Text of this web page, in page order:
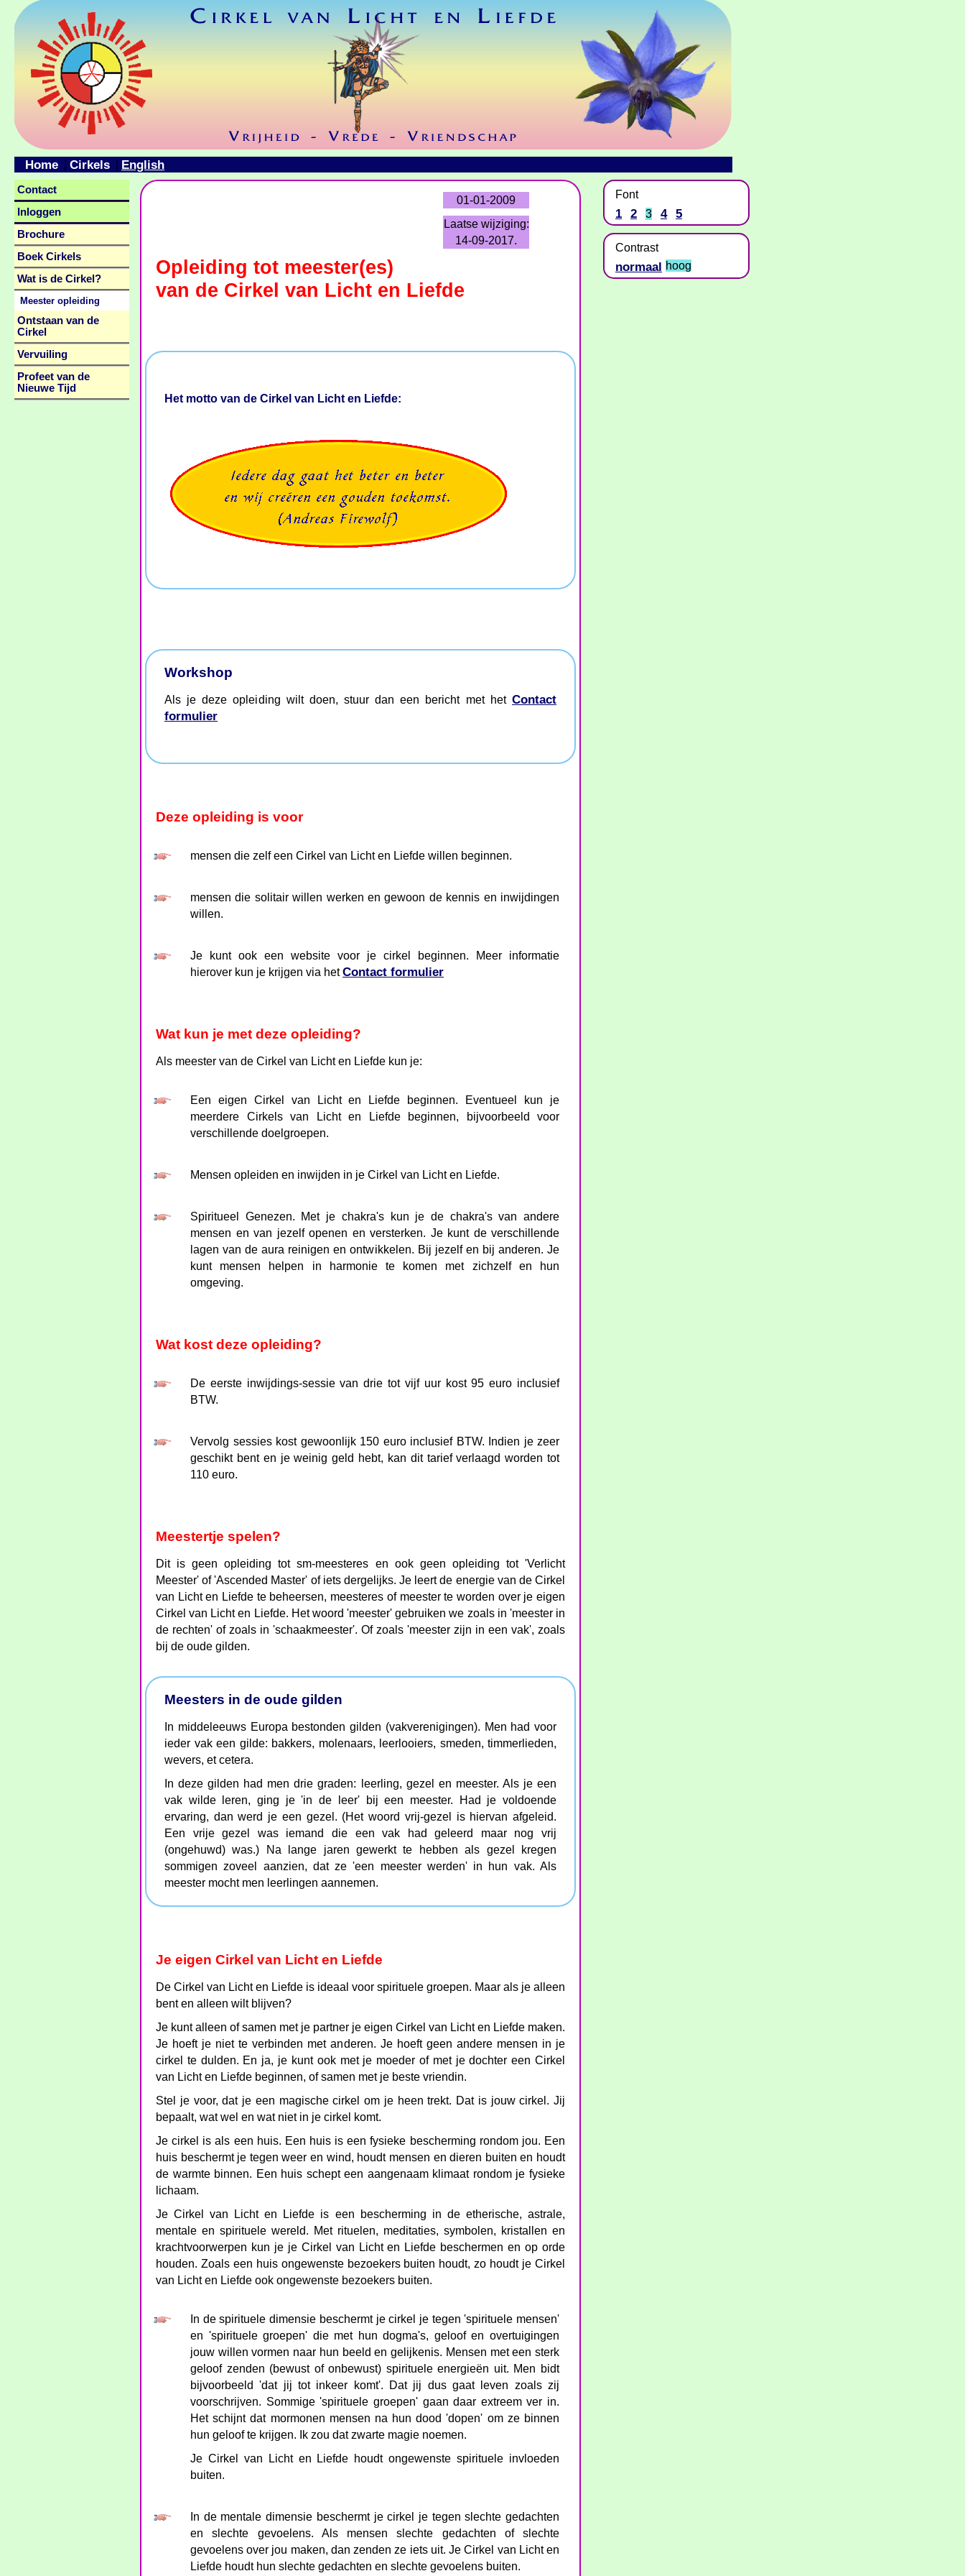
Home Cirkels English
01-01-2009
Laatse wijziging:
14-09-2017.
Opleiding tot meester(es)
van de Cirkel van Licht en Liefde
Het motto van de Cirkel van Licht en Liefde:
Workshop
Als je deze opleiding wilt doen, stuur dan een bericht met het Contact
formulier
Deze opleiding is voor
mensen die zelf een Cirkel van Licht en Liefde willen beginnen.
mensen die solitair willen werken en gewoon de kennis en inwijdingen
willen.
Je kunt ook een website voor je cirkel beginnen. Meer informatie
hierover kun je krijgen via hetContact formulier
Wat kun je met deze opleiding?
Als meester van de Cirkel van Licht en Liefde kun je:
Een eigen Cirkel van Licht en Liefde beginnen. Eventueel kun je
meerdere Cirkels van Licht en Liefde beginnen, bijvoorbeeld voor
verschillende doelgroepen.
Mensen opleiden en inwijden in je Cirkel van Licht en Liefde.
Spiritueel Genezen. Met je chakra's kun je de chakra's van andere
mensen en van jezelf openen en versterken. Je kunt de verschillende
lagen van de aura reinigen en ontwikkelen. Bij jezelf en bij anderen. Je
kunt mensen helpen in harmonie te komen met zichzelf en hun
omgeving.
Wat kost deze opleiding?
De eerste inwijdings-sessie van drie tot vijf uur kost 95 euro inclusief
BTW.
Vervolg sessies kost gewoonlijk 150 euro inclusief BTW. Indien je zeer
geschikt bent en je weinig geld hebt, kan dit tarief verlaagd worden tot
110 euro.
Meestertje spelen?
Dit is geen opleiding tot sm-meesteres en ook geen opleiding tot 'Verlicht
Meester' of 'Ascended Master' of iets dergelijks. Je leert de energie van de Cirkel
van Licht en Liefde te beheersen, meesteres of meester te worden over je eigen
Cirkel van Licht en Liefde. Het woord 'meester' gebruiken we zoals in 'meester in
de rechten' of zoals in 'schaakmeester'. Of zoals 'meester zijn in een vak', zoals
bij de oude gilden.
Meesters in de oude gilden
In middeleeuws Europa bestonden gilden (vakverenigingen). Men had voor
ieder vak een gilde: bakkers, molenaars, leerlooiers, smeden, timmerlieden,
wevers, et cetera.
In deze gilden had men drie graden: leerling, gezel en meester. Als je een
vak wilde leren, ging je 'in de leer' bij een meester. Had je voldoende
ervaring, dan werd je een gezel. (Het woord vrij-gezel is hiervan afgeleid.
Een vrije gezel was iemand die een vak had geleerd maar nog vrij
(ongehuwd) was.) Na lange jaren gewerkt te hebben als gezel kregen
sommigen zoveel aanzien, dat ze 'een meester werden' in hun vak. Als
meester mocht men leerlingen aannemen.
Je eigen Cirkel van Licht en Liefde
De Cirkel van Licht en Liefde is ideaal voor spirituele groepen. Maar als je alleen
bent en alleen wilt blijven?
Je kunt alleen of samen met je partner je eigen Cirkel van Licht en Liefde maken.
Je hoeft je niet te verbinden met anderen. Je hoeft geen andere mensen in je
cirkel te dulden. En ja, je kunt ook met je moeder of met je dochter een Cirkel
van Licht en Liefde beginnen, of samen met je beste vriendin.
Stel je voor, dat je een magische cirkel om je heen trekt. Dat is jouw cirkel. Jij
bepaalt, wat wel en wat niet in je cirkel komt.
Je cirkel is als een huis. Een huis is een fysieke bescherming rondom jou. Een
huis beschermt je tegen weer en wind, houdt mensen en dieren buiten en houdt
de warmte binnen. Een huis schept een aangenaam klimaat rondom je fysieke
lichaam.
Je Cirkel van Licht en Liefde is een bescherming in de etherische, astrale,
mentale en spirituele wereld. Met rituelen, meditaties, symbolen, kristallen en
krachtvoorwerpen kun je je Cirkel van Licht en Liefde beschermen en op orde
houden. Zoals een huis ongewenste bezoekers buiten houdt, zo houdt je Cirkel
van Licht en Liefde ook ongewenste bezoekers buiten.
In de spirituele dimensie beschermt je cirkel je tegen 'spirituele mensen'
en 'spirituele groepen' die met hun dogma's, geloof en overtuigingen
jouw willen vormen naar hun beeld en gelijkenis. Mensen met een sterk
geloof zenden (bewust of onbewust) spirituele energieën uit. Men bidt
bijvoorbeeld 'dat jij tot inkeer komt'. Dat jij dus gaat leven zoals zij
voorschrijven. Sommige 'spirituele groepen' gaan daar extreem ver in.
Het schijnt dat mormonen mensen na hun dood 'dopen' om ze binnen
hun geloof te krijgen. Ik zou dat zwarte magie noemen.
Je Cirkel van Licht en Liefde houdt ongewenste spirituele invloeden
buiten.
In de mentale dimensie beschermt je cirkel je tegen slechte gedachten
en slechte gevoelens. Als mensen slechte gedachten of slechte
gevoelens over jou maken, dan zenden ze iets uit. Je Cirkel van Licht en
Liefde houdt hun slechte gedachten en slechte gevoelens buiten.
Contact
Inloggen
Brochure
Boek Cirkels
Wat is de Cirkel?
Meester opleiding
Ontstaan van de
Cirkel
Vervuiling
Profeet van de
Nieuwe Tijd
Font
1 2 3 4 5
Contrast
normaal hoog